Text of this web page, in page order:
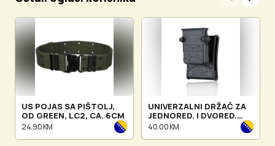
US POJAS SA PIŠTOLJ,
OD GREEN, LC2, CA. 6CM
24.90 KM
UNIVERZALNI DRŽAČ ZA
JEDNORED. I DVORED.
SPREMNIK WITH BELT
40.00 KM